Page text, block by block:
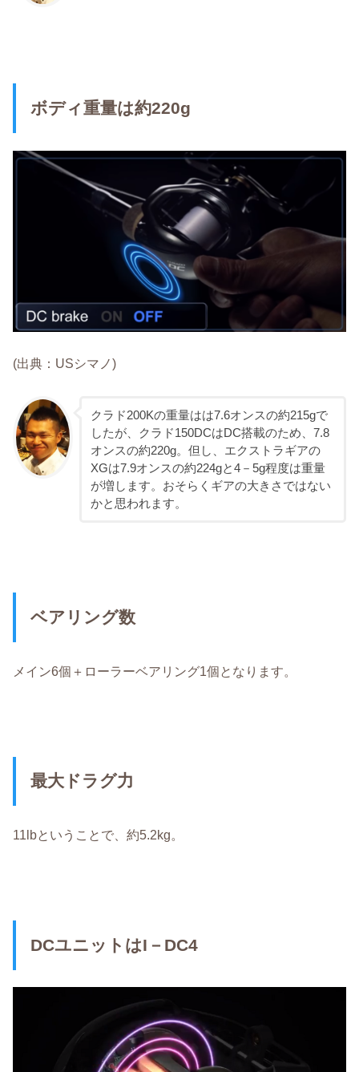
ボディ重量は約220g
(出典：USシマノ)
クラド200Kの重量はは7.6オンスの約215gで
したが、クラド150DCはDC搭載のため、7.8
オンスの約220g。但し、エクストラギアの
XGは7.9オンスの約224gと4－5g程度は重量
が増します。おそらくギアの大きさではない
かと思われます。
ベアリング数
メイン6個＋ローラーベアリング1個となります。
最大ドラグ力
11lbということで、約5.2kg。
DCユニットはI－DC4